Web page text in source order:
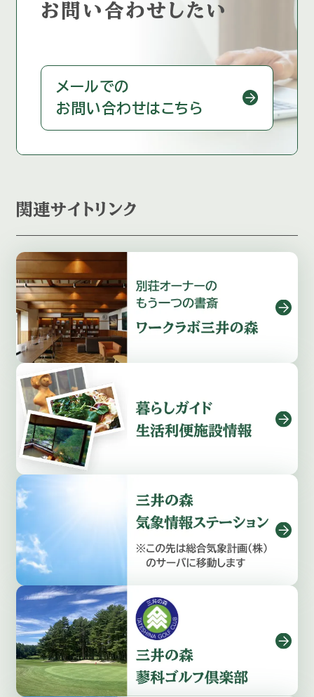
お問い合わせしたい
メールでの
お問い合わせはこちら
関連サイトリンク